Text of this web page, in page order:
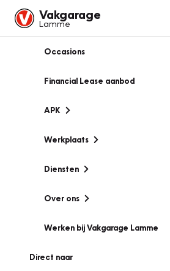
Vakgarage
Lamme
Occasions
Financial Lease aanbod
APK
Werkplaats
Diensten
Over ons
Werken bij Vakgarage Lamme
Direct naar